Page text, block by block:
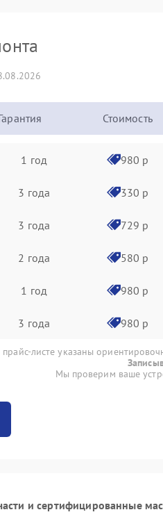
Стоимость
1 год 980 р
3 года 330 р
3 года 729 р
2 года 580 р
1 год 980 р
3 года 980 р
листе указаны
Мы проверим ваше
и сертифицированные